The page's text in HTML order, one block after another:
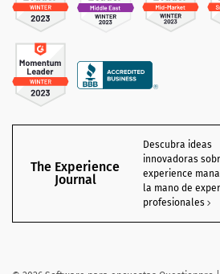
The Experience
Journal
Descubra ideas
innovadoras
experience
la mano de
profesionales